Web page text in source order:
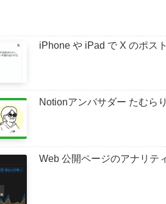
iPhone や iPad で X のポス
Notionアンバサダー たむら
Web 公開ページのアナリテ